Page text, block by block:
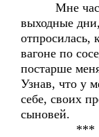
Мне часто
выходные
отпросилась,
вагоне по
постарше
Узнав, что у
себе, своих
сыновей.
***